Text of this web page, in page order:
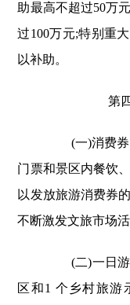
助最高不超过50万
过100万元;特别重
以补助。
第
(一)消费券
门票和景区内餐饮
以发放旅游消费券
不断激发文旅市场活
(二)一日游
区和1 个乡村旅游